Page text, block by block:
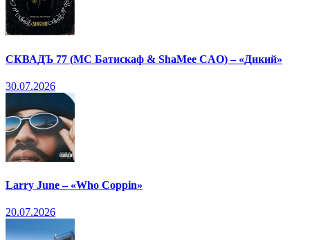
СКВАДЪ 77 (МС Батискаф & ShaMee CAO) – «Дикий»
30.07.2026
Larry June – «Who Coppin»
20.07.2026